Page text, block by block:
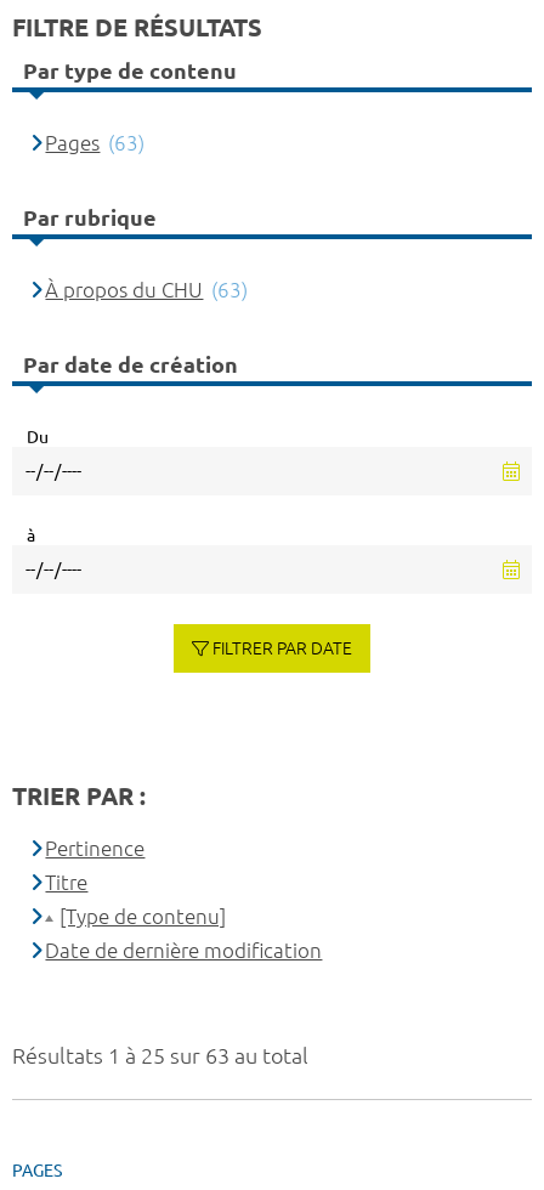
Résultats 1 à 25 sur 63 au total
PAGES
FILTRE DE RÉSULTATS
Par type de contenu
Pages (63)
Par rubrique
À propos du CHU (63)
Par date de création
Du
à
FILTRER PAR DATE
TRIER PAR :
Pertinence
Titre
[Type de contenu]
Date de dernière modification